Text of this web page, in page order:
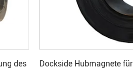
des
Dockside Hubmagnete